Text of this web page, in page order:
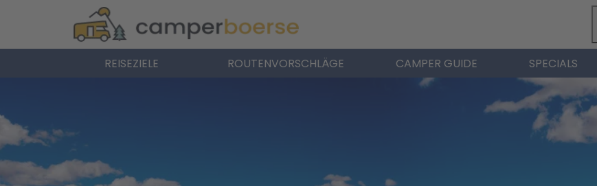
REISEZIELE ROUTENVORSCHLÄGE CAMPER GUIDE SPECIALS